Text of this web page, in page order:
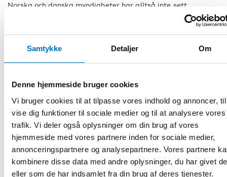
Samtykke Detaljer Om
Denne hjemmeside bruger cookies
Vi bruger cookies til at tilpasse vores indhold og annoncer,
vise dig funktioner til sociale medier og til at analysere vores
trafik. Vi deler også oplysninger om din brug af vores
hjemmeside med vores partnere inden for sociale medier,
annonceringspartnere og analysepartnere. Vores partnere
kombinere disse data med andre oplysninger, du har givet
eller som de har indsamlet fra din brug af deres tjenester.
Norska och danska myndigheter har alltså inte sett
bolagisering av offentlig vård som vare sig en klok,
nödvändig eller tillräcklig åtgärd för god, kostnadseffektiv
vård. Konkurrens accepteras, men under kontrollerade
former. Liknande lösningar borde absolut övervägas också i
Länkar
DEL